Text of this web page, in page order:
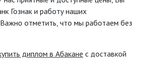
Гознак и работу наших
Важно отметить, что мы работаем без
диплом в Абакане с доставкой